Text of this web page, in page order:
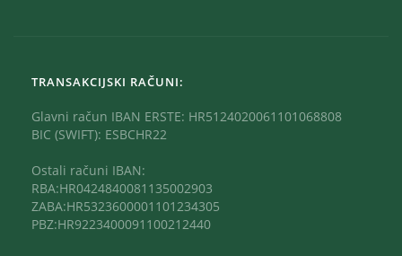
TRANSAKCIJSKI RAČUNI:
Glavni račun IBAN ERSTE: HR5124020061101068808
BIC (SWIFT): ESBCHR22
Ostali računi IBAN:
RBA:HR0424840081135002903
ZABA:HR5323600001101234305
PBZ:HR9223400091100212440